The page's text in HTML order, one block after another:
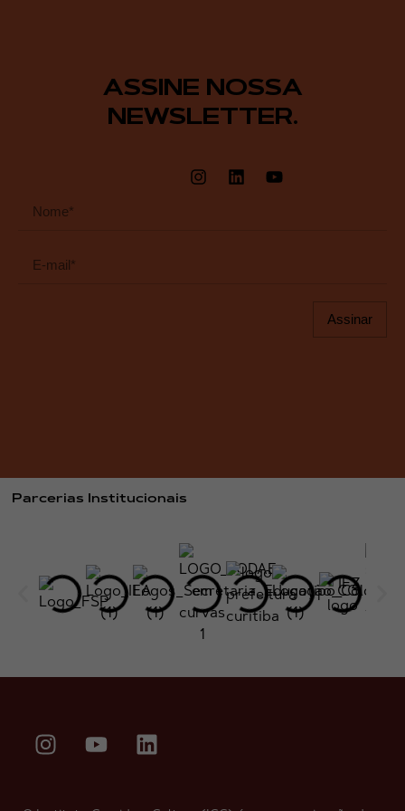
ASSINE NOSSA
NEWSLETTER.
Assinar
Parcerias Institucionais